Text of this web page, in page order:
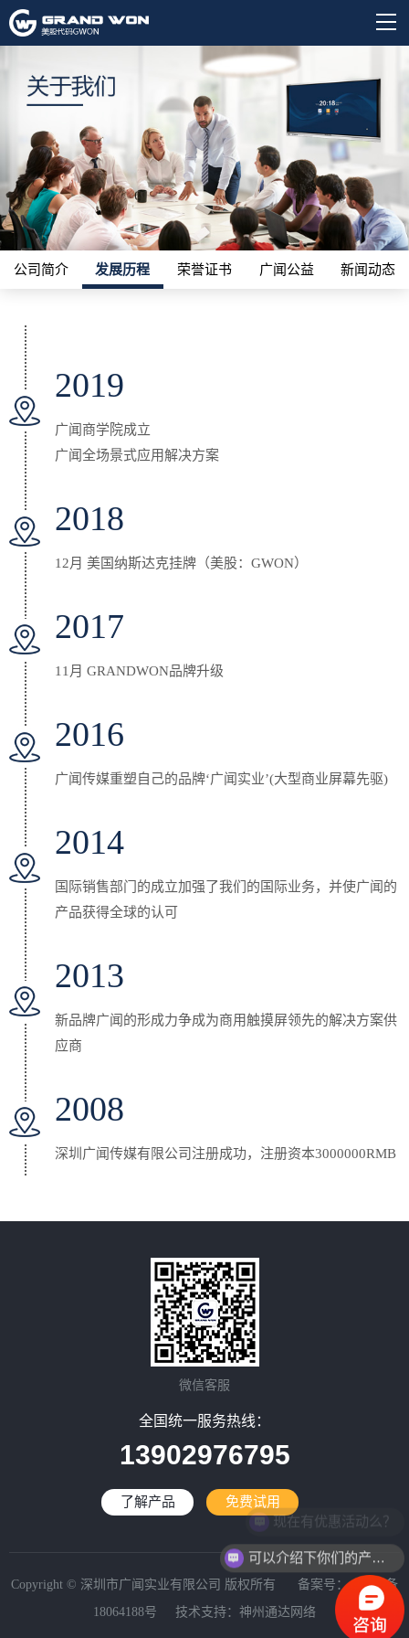
公司简介 发展历程 荣誉证书 广闻公益 新闻动态
2019
广闻商学院成立
广闻全场景式应用解决方案
2018
12月 美国纳斯达克挂牌（美股：GWON）
2017
11月 GRANDWON品牌升级
2016
广闻传媒重塑自己的品牌‘广闻实业’(大型商业屏幕先驱)
2014
国际销售部门的成立加强了我们的国际业务，并使广闻的
产品获得全球的认可
2013
新品牌广闻的形成力争成为商用触摸屏领先的解决方案供
应商
2008
深圳广闻传媒有限公司注册成功，注册资本3000000RMB
微信客服
全国统一服务热线：
13902976795
了解产品 免费试用
Copyright © 深圳市广闻实业有限公司 版权所有 备案号：粤ICP备
18064188号 技术支持： 神州通达网络
现在有优惠活动么？